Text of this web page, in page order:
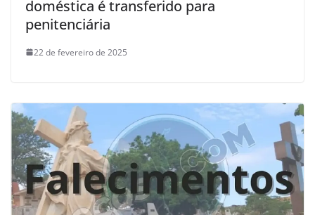
doméstica é transferido para
penitenciária
22 de fevereiro de 2025